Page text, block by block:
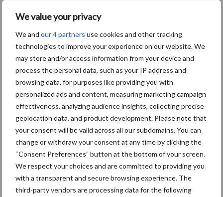
We value your privacy
We and our 4 partners use cookies and other tracking
technologies to improve your experience on our website. We
may store and/or access information from your device and
process the personal data, such as your IP address and
browsing data, for purposes like providing you with
personalized ads and content, measuring marketing campaign
effectiveness, analyzing audience insights, collecting precise
geolocation data, and product development. Please note that
your consent will be valid across all our subdomains. You can
change or withdraw your consent at any time by clicking the
“Consent Preferences” button at the bottom of your screen.
We respect your choices and are committed to providing you
with a transparent and secure browsing experience. The
third-party vendors are processing data for the following
Betrouwbaar systeem
De analyzer is bovendien ICAR-gecertificeerd voor nauwkeurige
metingen op laboratoriumniveau*. “Dat onderstreept de precisie
van het systeem,” besluit Struijlaart. “Een betrouwbare meting is
de basis van goed management.”
*Het principe van de Brolis BHL01 in-line analyser, vervaardigd
door Brolis Sensor Technology, is door ICAR gevalideerd als
principe voor een in-line analyser voor melkvet en melkeiwit.